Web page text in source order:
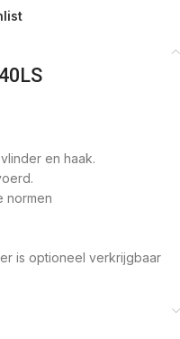
en haak.
normen
is optioneel verkrijgbaar